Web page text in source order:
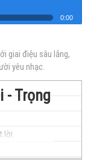
0:00
giai điệu sâu lắng,
yêu nhạc.
- Trọng
lời.